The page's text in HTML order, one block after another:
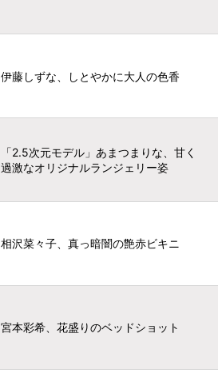
伊藤しずな、しとやかに大人の色香
「2.5次元モデル」あまつまりな、甘く
過激なオリジナルランジェリー姿
相沢菜々子、真っ暗闇の艶赤ビキニ
宮本彩希、花盛りのベッドショット